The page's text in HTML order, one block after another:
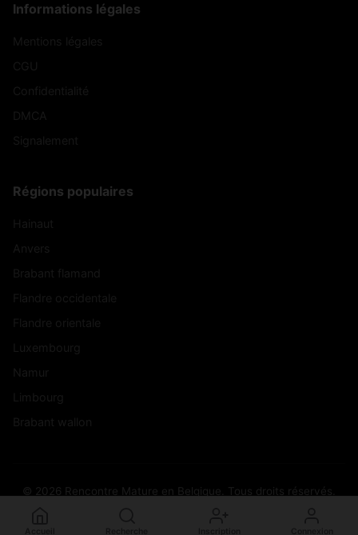
Informations légales
Régions populaires
© 2026 Rencontre Mature en Belgique. Tous droits réservés.